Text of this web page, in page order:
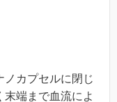
ノカプセルに閉じ
端まで血流によ